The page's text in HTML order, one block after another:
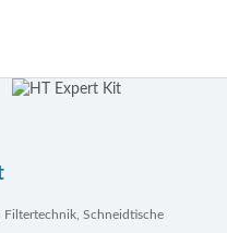
Schneidtische